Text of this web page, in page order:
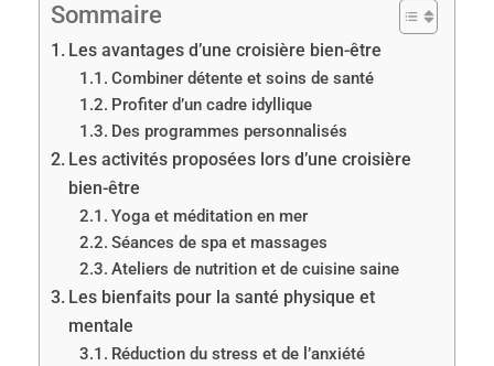
Sommaire
Les avantages d’une croisière bien-être
Combiner détente et soins de santé
Profiter d’un cadre idyllique
Des programmes personnalisés
Les activités proposées lors d’une croisière
bien-être
Yoga et méditation en mer
Séances de spa et massages
Ateliers de nutrition et de cuisine saine
Les bienfaits pour la santé physique et
mentale
Réduction du stress et de l’anxiété